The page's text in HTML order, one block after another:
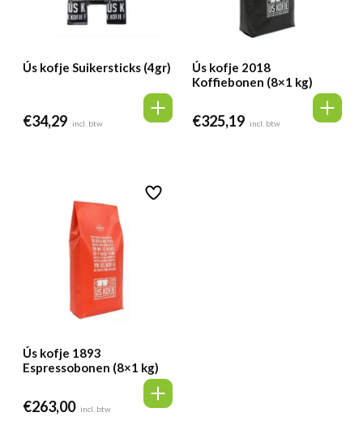
Ús kofje Suikersticks (4gr)
€34,29 incl. btw
Ús kofje 2018
Koffiebonen (8×1 kg)
€325,19 incl. btw
Ús kofje 1893
Espressobonen (8×1 kg)
€263,00 incl. btw